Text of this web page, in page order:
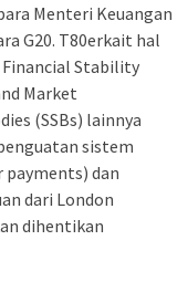
Menteri Keuangan
G20. T80erkait hal
Stability
Market
(SSBs) lainnya
sistem
payments) dan
dari London
dihentikan